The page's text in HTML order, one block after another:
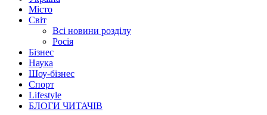
Місто
Світ
Всі новини розділу
Росія
Бізнес
Наука
Шоу-бізнес
Спорт
Lifestyle
БЛОГИ ЧИТАЧІВ